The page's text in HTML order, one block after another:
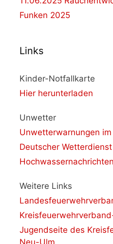
Funken 2025
Links
Kinder-Notfallkarte
Hier herunterladen
Unwetter
Unwetterwarnungen
Deutscher
Weitere Links
Jugendseite des
Neu-Ulm